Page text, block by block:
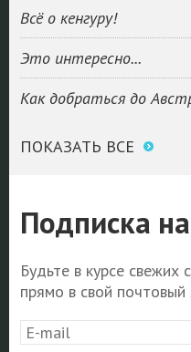
Всё о кенгуру!
Это интересно...
Как добраться до
ПОКАЗАТЬ ВСЕ
Подписка
Будьте в курсе свежих
прямо в свой